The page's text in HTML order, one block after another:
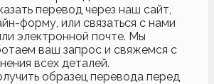
перевод через наш сайт,
форму, или связаться с нами
электронной почте. Мы
ваш запрос и свяжемся с
всех деталей.
образец перевода перед